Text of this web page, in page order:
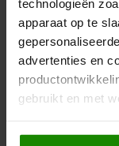
technologieën
apparaat op te
advertenties en
gebruikt en met
Als u het